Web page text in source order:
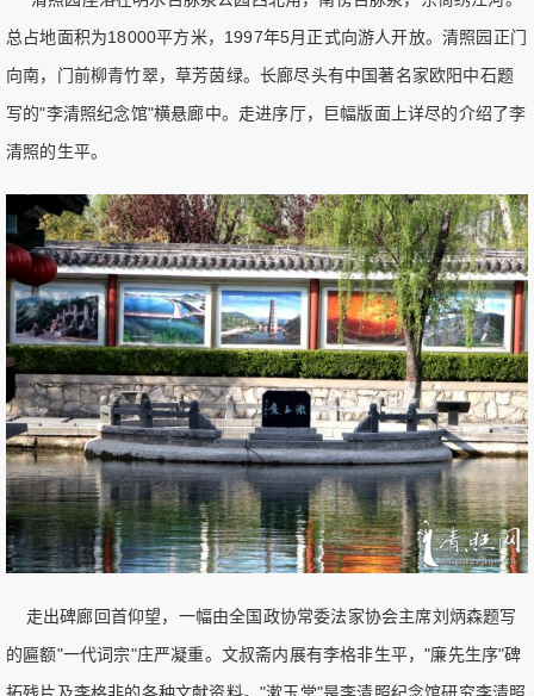
总占地面积为18000平方米，1997年5月正式向游人开放。清照园正门
向南，门前柳青竹翠，草芳茵绿。长廊尽头有中国著名家欧阳中石题
写的"李清照纪念馆"横悬廊中。走进序厅，巨幅版面上详尽的介绍了李
清照的生平。
走出碑廊回首仰望，一幅由全国政协常委法家协会主席刘炳森题写
的匾额"一代词宗"庄严凝重。文叔斋内展有李格非生平，"廉先生序"碑
拓残片及李格非的各种文献资料。"漱玉堂"是李清照纪念馆研究李清照